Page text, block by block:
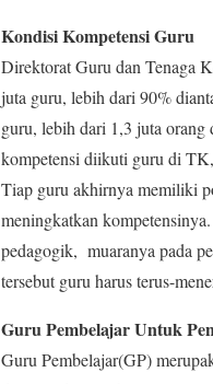
Kondisi Kompetensi Guru
Direktorat Guru dan Tenaga
juta guru, lebih dari 90%
guru, lebih dari 1,3 juta
kompetensi diikuti guru di
Tiap guru akhirnya memiliki
meningkatkan
pedagogik, muaranya pada
tersebut guru harus terus-
Guru Pembelajar Untuk
Guru Pembelajar(GP)